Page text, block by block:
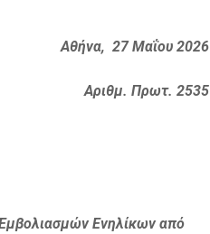
Αθήνα, 27 Μαΐου 2026
Αριθμ. Πρωτ. 2535
Ενηλίκων από